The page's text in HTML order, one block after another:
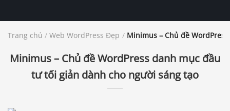
Trang chủ / Web WordPress Đẹp / Minimus – Chủ đề
Minimus – Chủ đề WordPress danh mục đầu
tư tối giản dành cho người sáng tạo